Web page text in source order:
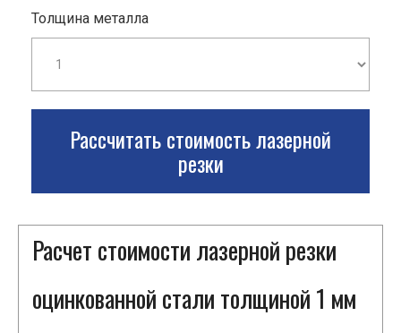
Толщина металла
Рассчитать стоимость лазерной
резки
Расчет стоимости лазерной резки
оцинкованной стали толщиной 1 мм